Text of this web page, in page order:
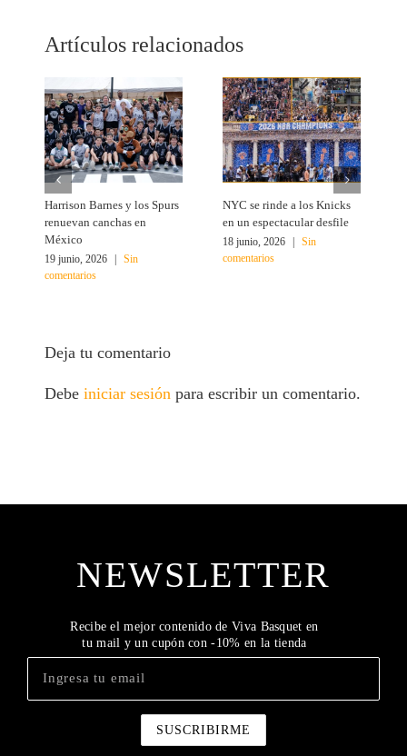
Artículos relacionados
Harrison Barnes y los Spurs
renuevan canchas en
México
19 junio, 2026
Sin
comentarios
NYC se rinde a los Knicks
en un espectacular desfile
18 junio, 2026
Sin
comentarios
Deja tu comentario
Debeiniciar sesiónpara escribir un comentario.
NEWSLETTER
Recibe el mejor contenido de Viva Basquet en
tu mail y un cupón con -10% en la tienda